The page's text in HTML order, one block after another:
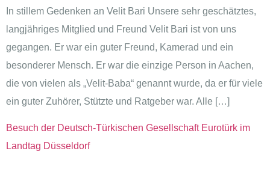
In stillem Gedenken an Velit Bari Unsere sehr geschätztes,
langjähriges Mitglied und Freund Velit Bari ist von uns
gegangen. Er war ein guter Freund, Kamerad und ein
besonderer Mensch. Er war die einzige Person in Aachen,
die von vielen als „Velit-Baba“ genannt wurde, da er für viele
ein guter Zuhörer, Stützte und Ratgeber war. Alle […]
Besuch der Deutsch-Türkischen Gesellschaft Eurotürk im
Landtag Düsseldorf